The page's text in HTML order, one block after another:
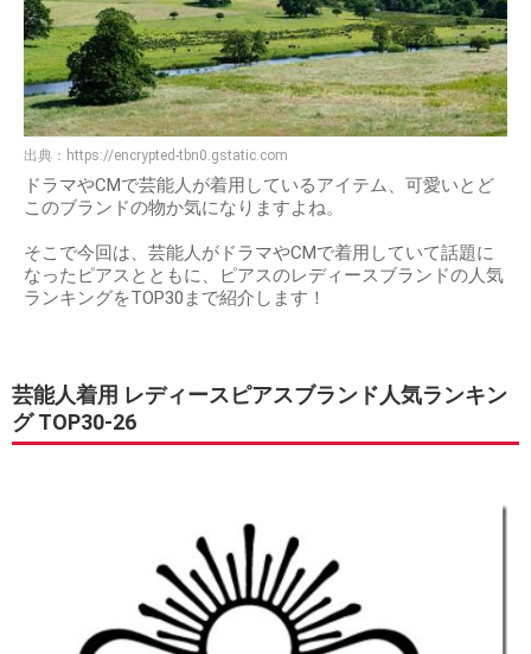
出典： https://encrypted-tbn0.gstatic.com
ドラマやCMで芸能人が着用しているアイテム、可愛いとど
このブランドの物か気になりますよね。
そこで今回は、芸能人がドラマやCMで着用していて話題に
なったピアスとともに、ピアスのレディースブランドの人気
ランキングをTOP30まで紹介します！
芸能人着用 レディースピアスブランド人気ランキン
グ TOP30-26